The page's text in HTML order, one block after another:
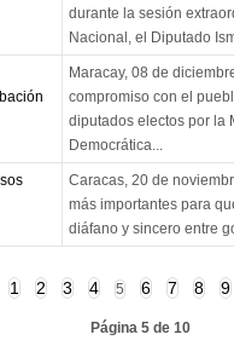
durante la sesión
Nacional, el Diputado
Maracay, 08 de
compromiso con el
diputados electos por la
Democrática...
Caracas, 20 de
más importantes para
diáfano y sincero entre
1 2 3 4 5 6 7 8 9
Página 5 de 10